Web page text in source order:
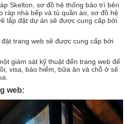
Skelton, sơ đồ hệ thống bảo trì bên
ráp nhà bếp và tủ quần áo, sơ đồ hệ
lắp đặt dự án sẽ được cung cấp bởi
trang web sẽ được cung cấp bởi
giám sát kỹ thuật đến trang web để
visa, bảo hiểm, bữa ăn và chỗ ở sẽ
web: